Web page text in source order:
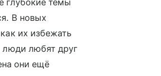
В новых
их избежать
любят друг
они ещё